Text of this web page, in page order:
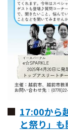
17:00から
と祭り」も